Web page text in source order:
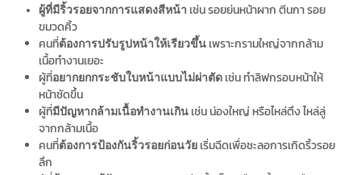
ผู้ที่มีริ้วรอยจากการแสดงสีหน้า เช่น รอยย่นหน้าผาก ตีนกา รอย
ขมวดคิ้ว
คนที่ต้องการปรับรูปหน้าให้เรียวขึ้น เพราะกรามใหญ่จากกล้าม
เนื้อทำงานเยอะ
ผู้ที่อยากยกกระชับใบหน้าแบบไม่ผ่าตัด เช่น ทำลิฟกรอบหน้าให้
หน้าชัดขึ้น
ผู้ที่มีปัญหากล้ามเนื้อทำงานเกิน เช่น น่องใหญ่ หรือไหล่ตึง ไหล่ลู่
จากกล้ามเนื้อ
คนที่ต้องการป้องกันริ้วรอยก่อนวัย เริ่มฉีดเพื่อชะลอการเกิดริ้วรอย
ลึก